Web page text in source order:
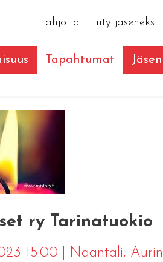
Lahjoita Liity jäseneksi
Tapahtumat
ry Tarinatuokio
15:00 Naantali,